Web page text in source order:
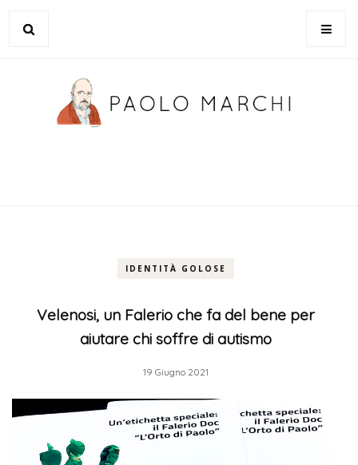
IDENTITÀ GOLOSE
Velenosi, un Falerio che fa del bene per
aiutare chi soffre di autismo
19 Giugno 2021